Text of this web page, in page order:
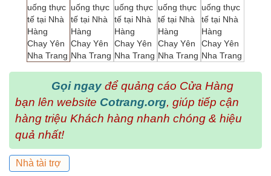
Gọi ngay để quảng cáo Cửa Hàng
bạn lên website Cotrang.org, giúp tiếp cận
hàng triệu Khách hàng nhanh chóng & hiệu
quả nhất!
Nhà tài trợ